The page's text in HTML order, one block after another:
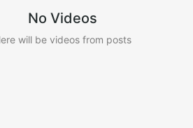
No Videos
will be videos from posts